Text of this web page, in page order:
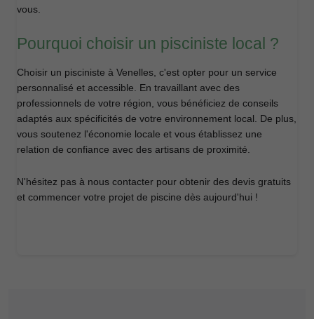
vous.
Pourquoi choisir un pisciniste local ?
Choisir un pisciniste à Venelles, c'est opter pour un service
personnalisé et accessible. En travaillant avec des
professionnels de votre région, vous bénéficiez de conseils
adaptés aux spécificités de votre environnement local. De plus,
vous soutenez l'économie locale et vous établissez une
relation de confiance avec des artisans de proximité.
N'hésitez pas à nous contacter pour obtenir des devis gratuits
et commencer votre projet de piscine dès aujourd'hui !